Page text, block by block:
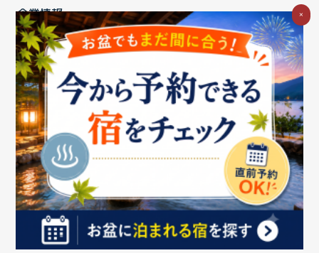
企業情報
ご利用中の方
お問い合わせ消費税の表示 ウェブアクセシビリティの取り組み
個人情報保護ポリシープライバシーポータル
Cookieポリシー
特定商取引法に基づく表記情報セキュリティ基本方針
商標について BIGLOBEトップ
Copyright ©BIGLOBE Inc. 2026.All rights reserved.
×